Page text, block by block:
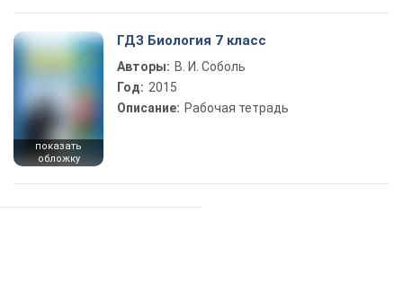
показать
обложку
ГДЗ Биология 7 класс
Авторы: В. И. Соболь
Год: 2015
Описание: Рабочая тетрадь